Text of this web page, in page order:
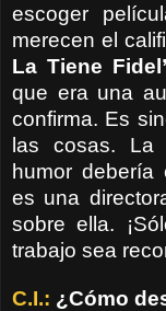
escoger
merecen el
La Tiene
que era una
confirma. Es
las cosas. La
humor debería
es una
sobre ella.
trabajo sea
C.I.: ¿Cómo